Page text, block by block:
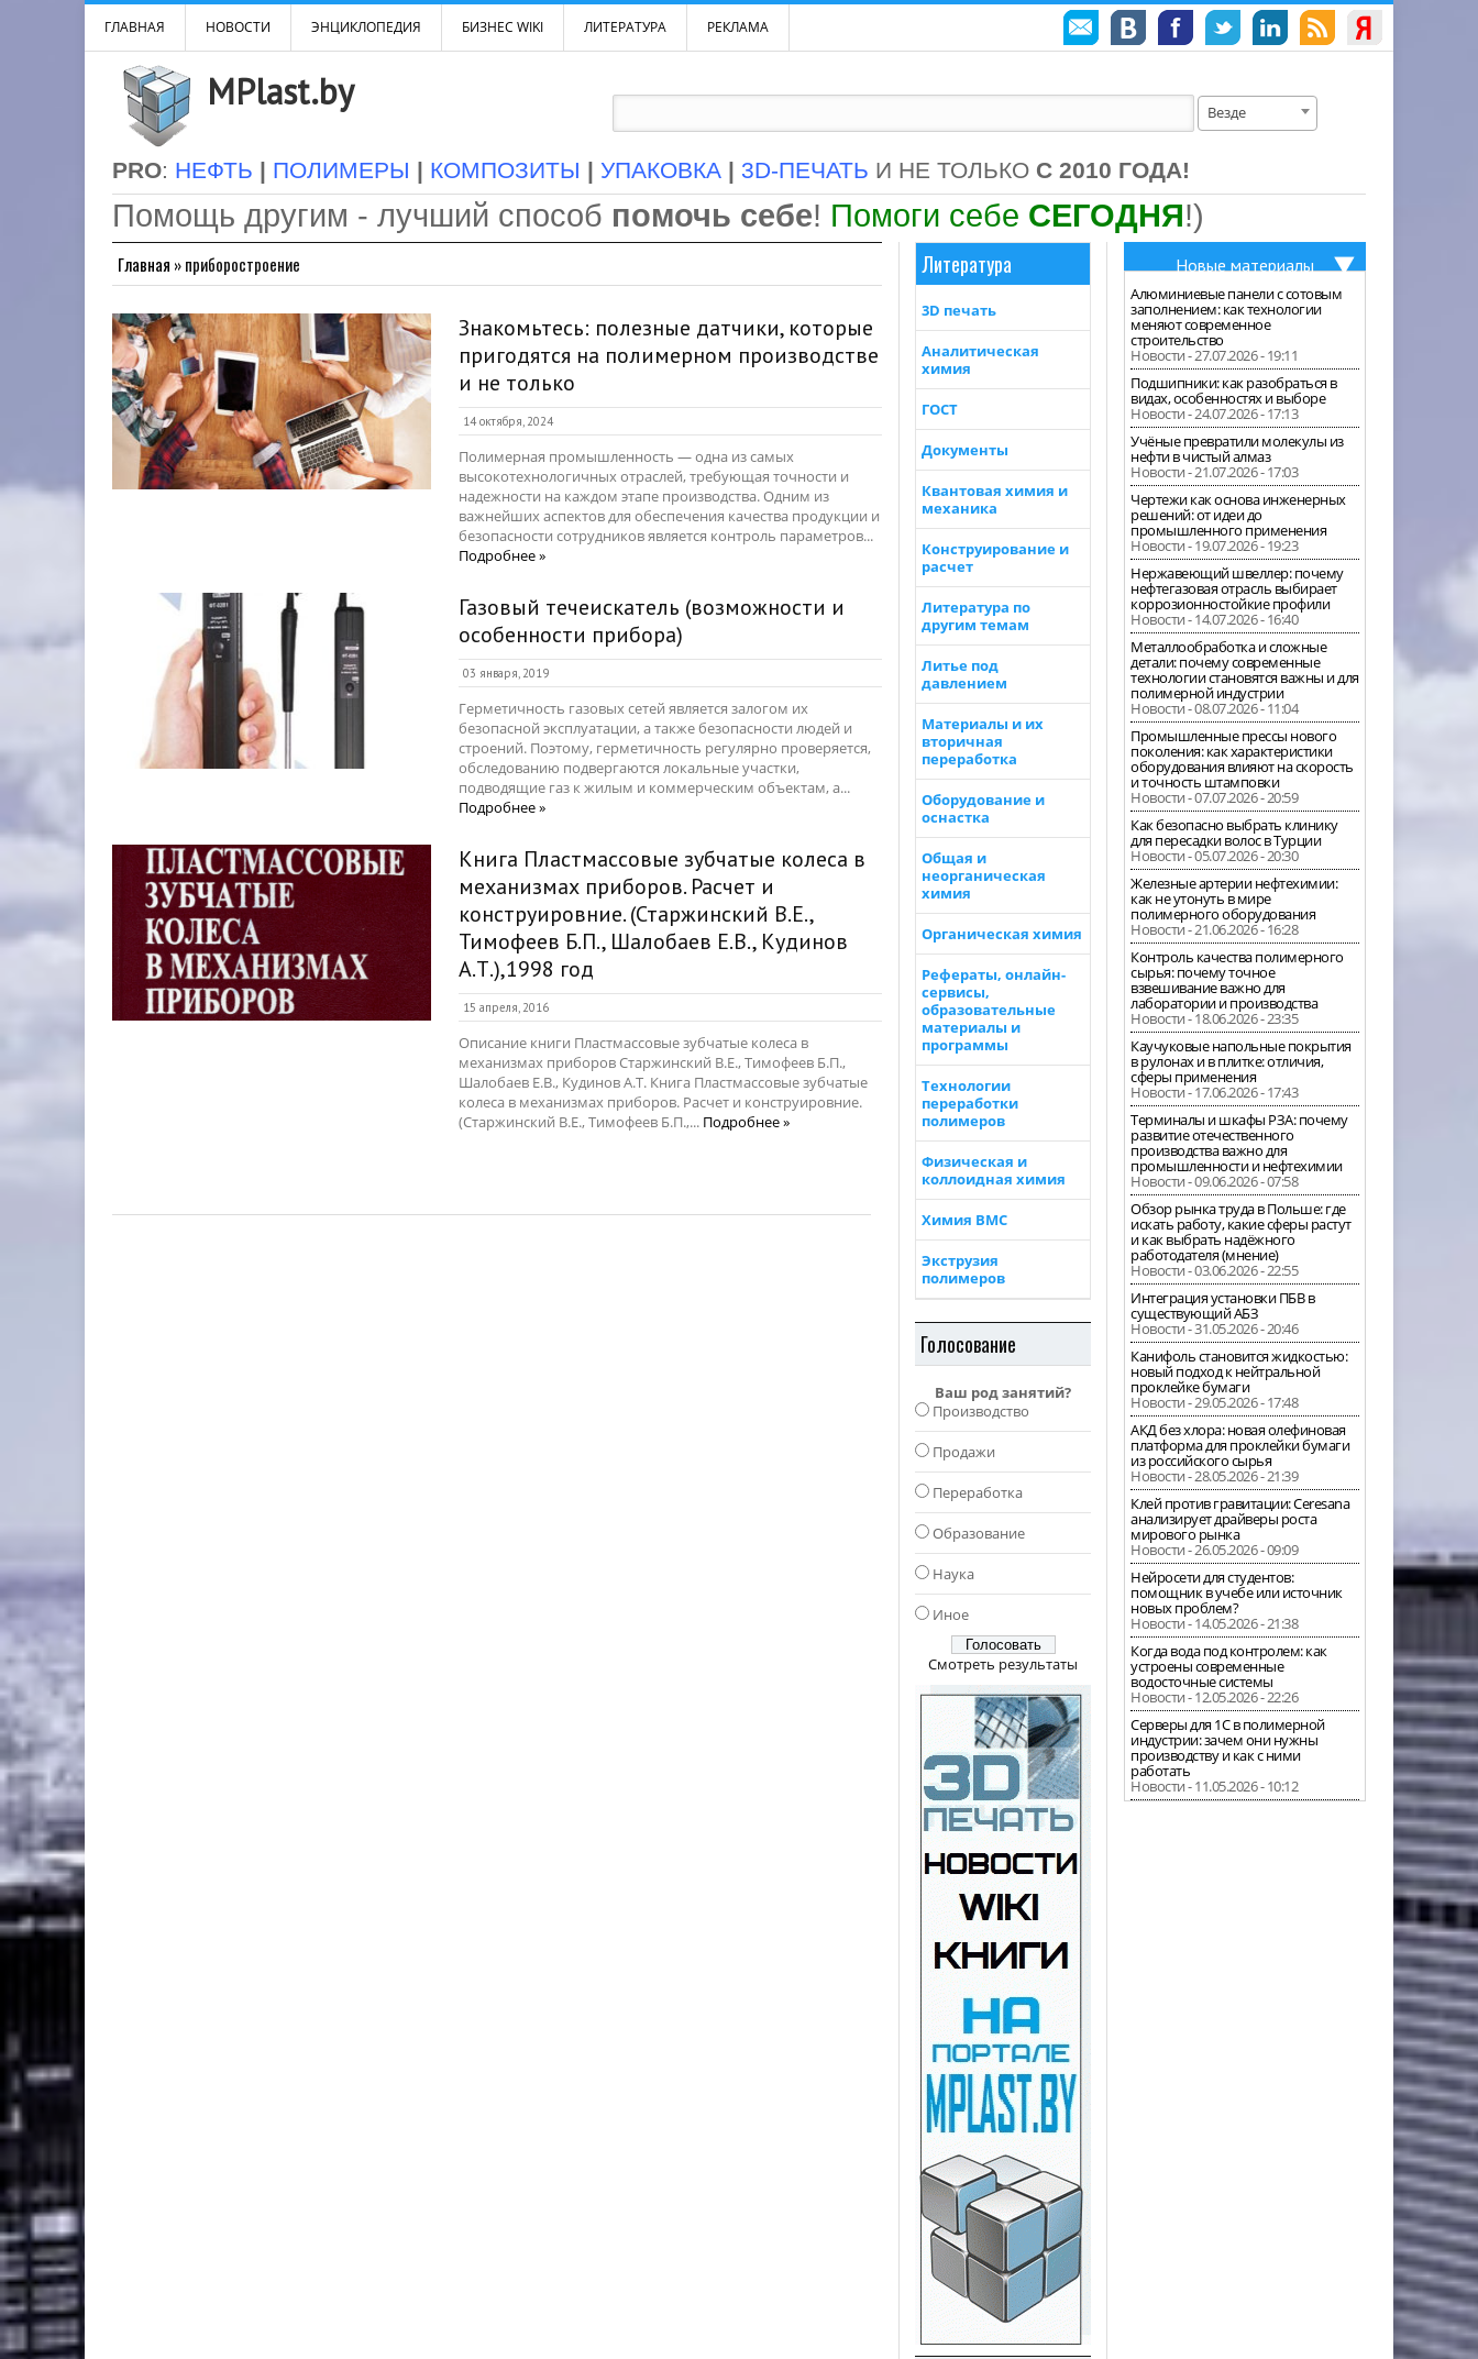
ГЛАВНАЯ НОВОСТИ ЭНЦИКЛОПЕДИЯ БИЗНЕС WIKI ЛИТЕРАТУРА РЕКЛАМА
MPlast.by Везде
PRO: НЕФТЬ | ПОЛИМЕРЫ | КОМПОЗИТЫ | УПАКОВКА | 3D-ПЕЧАТЬ И НЕ ТОЛЬКО С 2010 ГОДА!
Помощь другим - лучший способ помочь себе! Помоги себе СЕГОДНЯ!)
Главная »приборостроение
Знакомьтесь: полезные датчики, которые
пригодятся на полимерном производстве
и не только
14 октября, 2024
Полимерная промышленность — одна из самых
высокотехнологичных отраслей, требующая точности и
надежности на каждом этапе производства. Одним из
важнейших аспектов для обеспечения качества продукции и
безопасности сотрудников является контроль параметров...
Подробнее »
Газовый течеискатель (возможности и
особенности прибора)
03 января, 2019
Герметичность газовых сетей является залогом их
безопасной эксплуатации, а также безопасности людей и
строений. Поэтому, герметичность регулярно проверяется,
обследованию подвергаются локальные участки,
подводящие газ к жилым и коммерческим объектам, а...
Подробнее »
Книга Пластмассовые зубчатые колеса в
механизмах приборов. Расчет и
конструировние. (Старжинский В.Е.,
Тимофеев Б.П., Шалобаев Е.В., Кудинов
А.Т.),1998 год
15 апреля, 2016
Описание книги Пластмассовые зубчатые колеса в
механизмах приборов Старжинский В.Е., Тимофеев Б.П.,
Шалобаев Е.В., Кудинов А.Т. Книга Пластмассовые зубчатые
колеса в механизмах приборов. Расчет и конструировние.
(Старжинский В.Е., Тимофеев Б.П.,... Подробнее »
Литература
3D печать
Аналитическая
химия
ГОСТ
Документы
Квантовая химия и
механика
Конструирование и
расчет
Литература по
другим темам
Литье под
давлением
Материалы и их
вторичная
переработка
Оборудование и
оснастка
Общая и
неорганическая
химия
Органическая химия
Рефераты, онлайн-
сервисы,
образовательные
материалы и
программы
Технологии
переработки
полимеров
Физическая и
коллоидная химия
Химия ВМС
Экструзия
полимеров
Голосование
Ваш род занятий?
Производство
Продажи
Переработка
Образование
Наука
Иное
Смотреть результаты
Новые материалы
Алюминиевые панели с сотовым
заполнением: как технологии
меняют современное
строительство
Новости - 27.07.2026 - 19:11
Подшипники: как разобраться в
видах, особенностях и выборе
Новости - 24.07.2026 - 17:13
Учёные превратили молекулы из
нефти в чистый алмаз
Новости - 21.07.2026 - 17:03
Чертежи как основа инженерных
решений: от идеи до
промышленного применения
Новости - 19.07.2026 - 19:23
Нержавеющий швеллер: почему
нефтегазовая отрасль выбирает
коррозионностойкие профили
Новости - 14.07.2026 - 16:40
Металлообработка и сложные
детали: почему современные
технологии становятся важны и для
полимерной индустрии
Новости - 08.07.2026 - 11:04
Промышленные прессы нового
поколения: как характеристики
оборудования влияют на скорость
и точность штамповки
Новости - 07.07.2026 - 20:59
Как безопасно выбрать клинику
для пересадки волос в Турции
Новости - 05.07.2026 - 20:30
Железные артерии нефтехимии:
как не утонуть в мире
полимерного оборудования
Новости - 21.06.2026 - 16:28
Контроль качества полимерного
сырья: почему точное
взвешивание важно для
лаборатории и производства
Новости - 18.06.2026 - 23:35
Каучуковые напольные покрытия
в рулонах и в плитке: отличия,
сферы применения
Новости - 17.06.2026 - 17:43
Терминалы и шкафы РЗА: почему
развитие отечественного
производства важно для
промышленности и нефтехимии
Новости - 09.06.2026 - 07:58
Обзор рынка труда в Польше: где
искать работу, какие сферы растут
и как выбрать надёжного
работодателя (мнение)
Новости - 03.06.2026 - 22:55
Интеграция установки ПБВ в
существующий АБЗ
Новости - 31.05.2026 - 20:46
Канифоль становится жидкостью:
новый подход к нейтральной
проклейке бумаги
Новости - 29.05.2026 - 17:48
АКД без хлора: новая олефиновая
платформа для проклейки бумаги
из российского сырья
Новости - 28.05.2026 - 21:39
Клей против гравитации: Ceresana
анализирует драйверы роста
мирового рынка
Новости - 26.05.2026 - 09:09
Нейросети для студентов:
помощник в учебе или источник
новых проблем?
Новости - 14.05.2026 - 21:38
Когда вода под контролем: как
устроены современные
водосточные системы
Новости - 12.05.2026 - 22:26
Серверы для 1С в полимерной
индустрии: зачем они нужны
производству и как с ними
работать
Новости - 11.05.2026 - 10:12